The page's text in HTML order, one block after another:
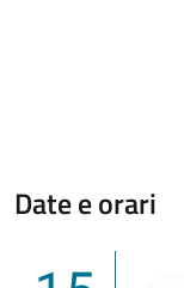
Date e orari